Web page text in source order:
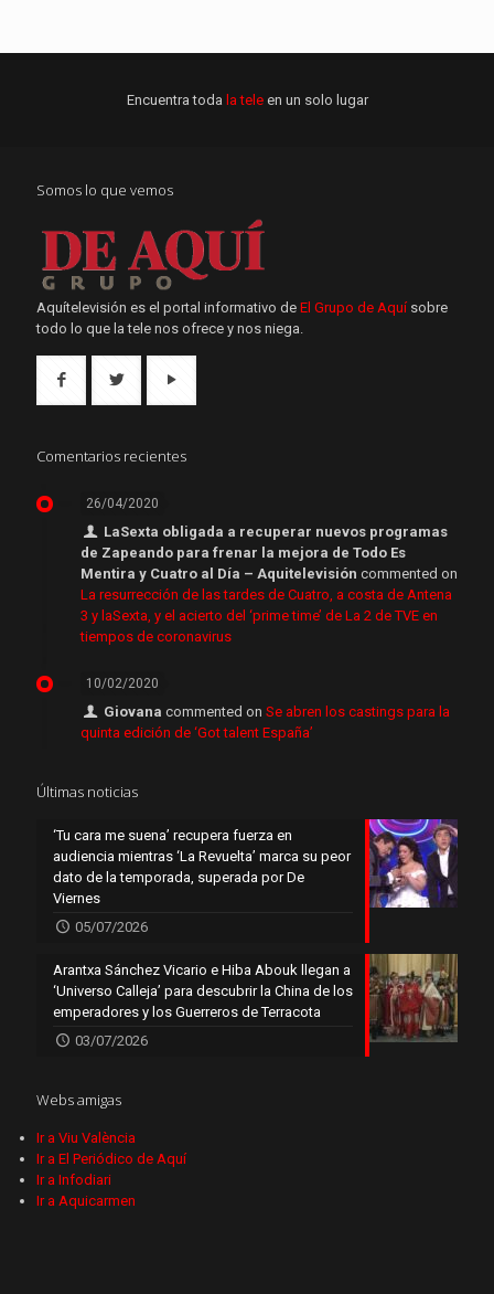
Encuentra toda la tele en un solo lugar
Somos lo que vemos
Aquítelevisión es el portal informativo de El Grupo de Aquí sobre
todo lo que la tele nos ofrece y nos niega.
Comentarios recientes
26/04/2020
LaSexta obligada a recuperar nuevos programas
de Zapeando para frenar la mejora de Todo Es
Mentira y Cuatro al Día – Aquitelevisión commented on
La resurrección de las tardes de Cuatro, a costa de Antena
3 y laSexta, y el acierto del ‘prime time’ de La 2 de TVE en
tiempos de coronavirus
10/02/2020
Giovana commented onSe abren los castings para la
quinta edición de ‘Got talent España’
Últimas noticias
‘Tu cara me suena’ recupera fuerza en
audiencia mientras ‘La Revuelta’ marca su peor
dato de la temporada, superada por De
Viernes
05/07/2026
Arantxa Sánchez Vicario e Hiba Abouk llegan a
‘Universo Calleja’ para descubrir la China de los
emperadores y los Guerreros de Terracota
03/07/2026
Webs amigas
Ir a Viu València
Ir a El Periódico de Aquí
Ir a Infodiari
Ir a Aquicarmen